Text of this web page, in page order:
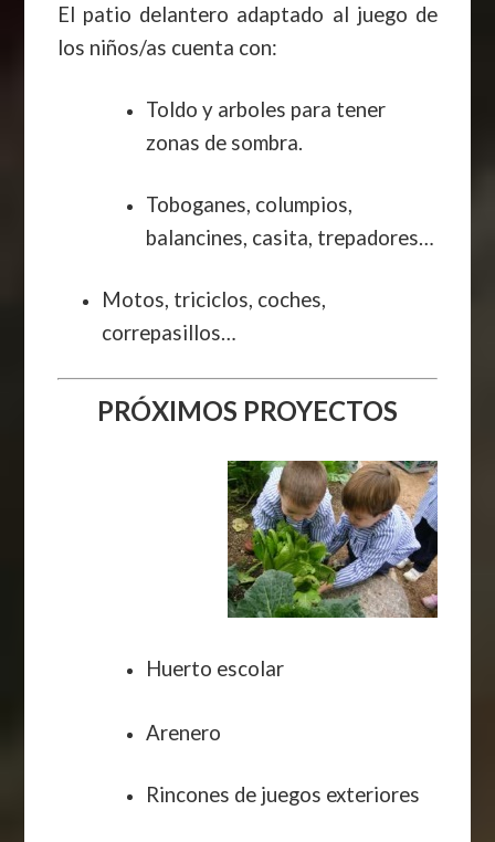
El patio delantero adaptado al juego de
los niños/as cuenta con:
Toldo y arboles para tener
zonas de sombra.
Toboganes, columpios,
balancines, casita, trepadores…
Motos, triciclos, coches,
correpasillos…
PRÓXIMOS PROYECTOS
Huerto escolar
Arenero
Rincones de juegos exteriores